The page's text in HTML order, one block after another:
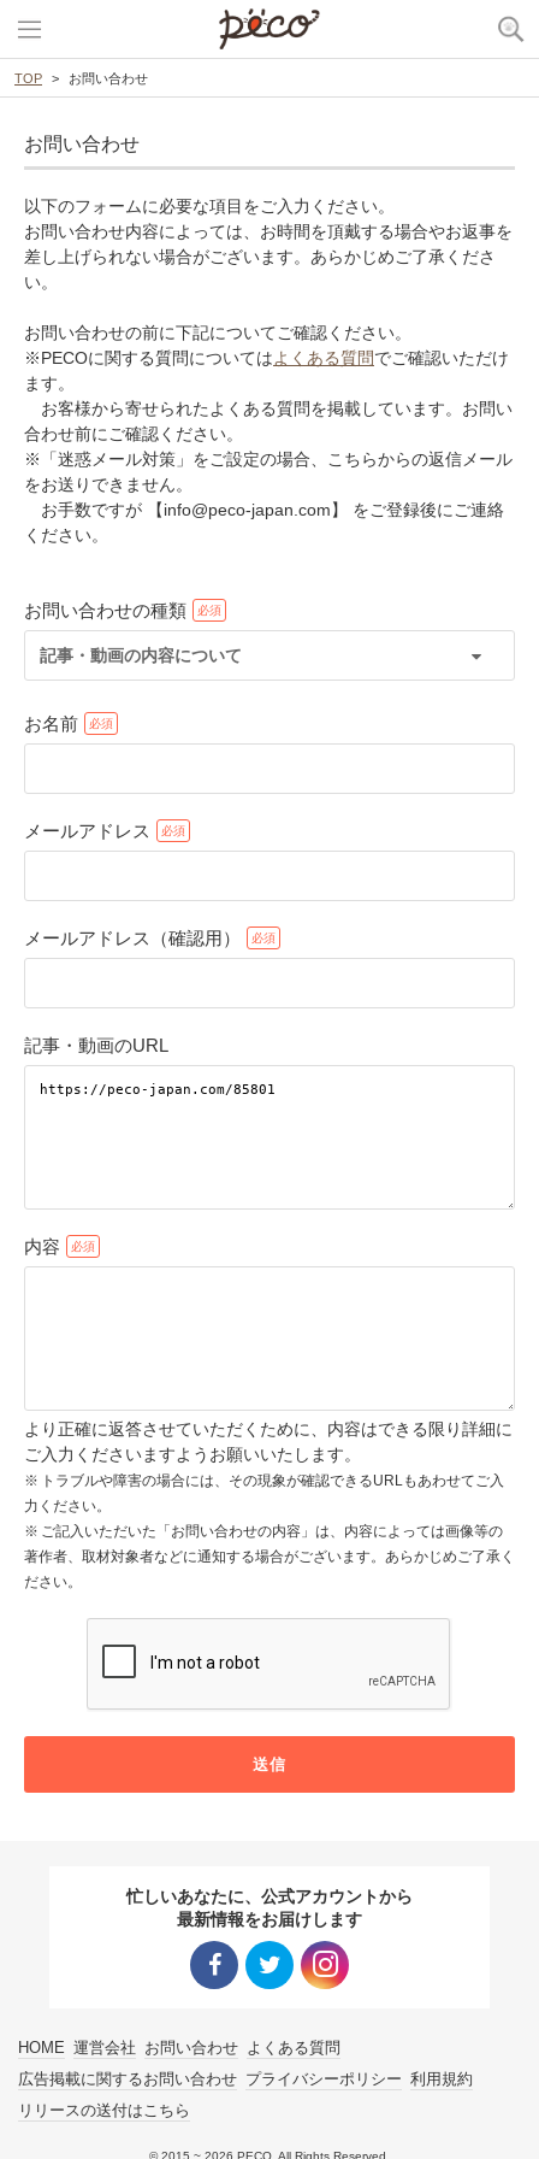
TOP お問い合わせ
お問い合わせ
以下のフォームに必要な項目をご入力ください。
お問い合わせ内容によっては、お時間を頂戴する場合やお返事を
差し上げられない場合がございます。あらかじめご了承くださ
い。
お問い合わせの前に下記についてご確認ください。
※PECOに関する質問についてはよくある質問でご確認いただけ
ます。
お客様から寄せられたよくある質問を掲載しています。お問い
合わせ前にご確認ください。
※「迷惑メール対策」をご設定の場合、こちらからの返信メール
をお送りできません。
お手数ですが 【info@peco-japan.com】 をご登録後にご連絡
ください。
お問い合わせの種類
記事・動画の内容について
お名前
メールアドレス
メールアドレス（確認用）
記事・動画のURL
内容
より正確に返答させていただくために、内容はできる限り詳細に
ご入力くださいますようお願いいたします。
トラブルや障害の場合には、その現象が確認できるURLもあわせてご入
力ください。
ご記入いただいた「お問い合わせの内容」は、内容によっては画像等の
著作者、取材対象者などに通知する場合がございます。あらかじめご了承く
ださい。
送信
忙しいあなたに、公式アカウントから
最新情報をお届けします
HOME 運営会社 お問い合わせ よくある質問
広告掲載に関するお問い合わせ プライバシーポリシー 利用規約
リリースの送付はこちら
© 2015 ~ 2026 PECO. All Rights Reserved.
アプリで開く